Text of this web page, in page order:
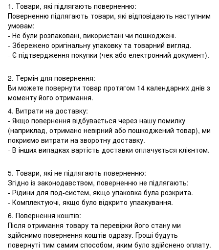
1. Товари, які підлягають поверненню:
Поверненню підлягають товари, які відповідають наступним
умовам:
- Не були розпаковані, використані чи пошкоджені.
- Збережено оригінальну упаковку та товарний вигляд.
- Є підтвердження покупки (чек або електронний документ).
2. Термін для повернення:
Ви можете повернути товар протягом 14 календарних днів з
моменту його отримання.
4. Витрати на доставку:
- Якщо повернення відбувається через нашу помилку
(наприклад, отримано невірний або пошкоджений товар), ми
покриємо витрати на зворотну доставку.
- В інших випадках вартість доставки оплачується клієнтом.
5. Товари, які не підлягають поверненню:
Згідно із законодавством, поверненню не підлягають:
- Рідини для под-систем, якщо упаковка була розкрита.
- Комплектуючі, якщо було відкрито упаакування.
6. Повернення коштів:
Після отримання товару та перевірки його стану ми
здійснимо повернення коштів одразу. Гроші будуть
повернуті тим самим способом, яким було здійснено оплату.